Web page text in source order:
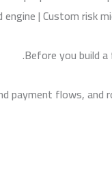
Before you build
payment flows,